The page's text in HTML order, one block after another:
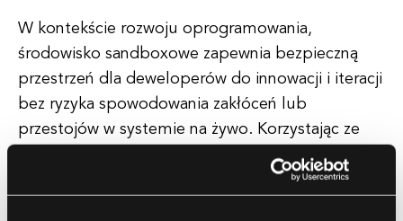
W kontekście rozwoju oprogramowania,
środowisko sandboxowe zapewnia bezpieczną
przestrzeń dla deweloperów do innowacji i iteracji
bez ryzyka spowodowania zakłóceń lub
przestojów w systemie na żywo. Korzystając ze
środowiska sandboxowego, deweloperzy mogą
testować nowe funkcje, integracje i konfiguracje